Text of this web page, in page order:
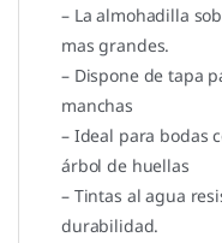
– La almohadilla
mas grandes.
– Dispone de tapa
manchas
– Ideal para bodas
árbol de huellas
– Tintas al agua
durabilidad.